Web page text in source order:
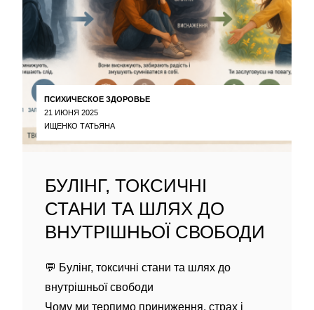
ПСИХИЧЕСКОЕ ЗДОРОВЬЕ
21 ИЮНЯ 2025
ИЩЕНКО ТАТЬЯНА
БУЛІНГ, ТОКСИЧНІ
СТАНИ ТА ШЛЯХ ДО
ВНУТРІШНЬОЇ СВОБОДИ
💬 Булінг, токсичні стани та шлях до
внутрішньої свободи
Чому ми терпимо приниження, страх і